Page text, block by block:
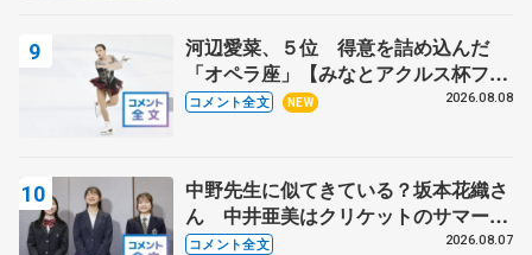
河辺愛菜、５位 得意を詰め込んだ
「オペラ座」【みなとアクルス杯フリ
ー】
コメント全文 NEW 2026.08.08
中野先生に似てきている？坂本花織さ
ん 中井亜美はクリケットのサマーキ
ャンプに 島田麻央はたくさん試合に
コメント全文 2026.08.07